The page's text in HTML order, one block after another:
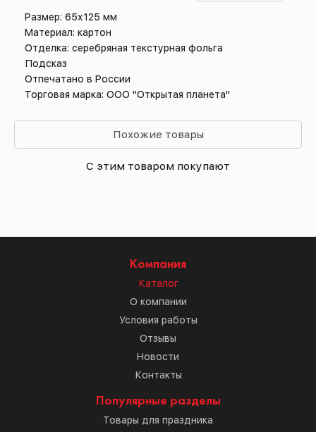
Размер: 65х125 мм
Материал: картон
Отделка: серебряная текстурная фольга
Подсказ
Отпечатано в России
Торговая марка: ООО "Открытая планета"
Похожие товары
С этим товаром покупают
Компания
Каталог
О компании
Условия работы
Отзывы
Новости
Контакты
Популярные разделы
Товары для праздника